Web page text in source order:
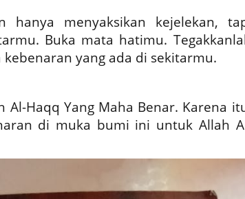
hanya menyaksikan kejelekan,
Buka mata hatimu.
yang ada di sekitarmu.
Haqq Yang Maha Benar. Karena
di muka bumi ini untuk Allah